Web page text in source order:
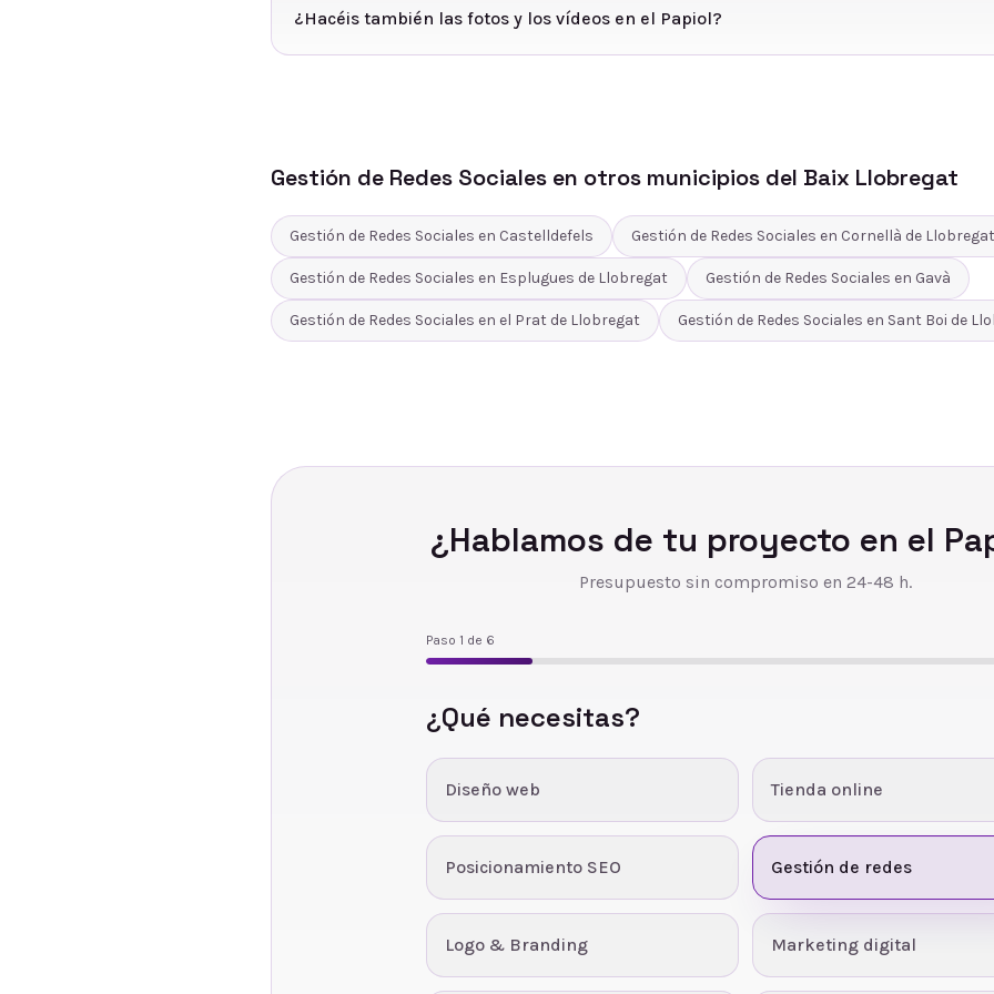
¿Hacéis también las fotos y los vídeos en el Papiol?
Gestión de Redes Sociales en otros municipios del Baix Llobregat
Gestión de Redes Sociales en Castelldefels Gestión de Redes Sociales en Cornellà de Llobregat
Gestión de Redes Sociales en Esplugues de Llobregat Gestión de Redes Sociales en Gavà
Gestión de Redes Sociales en el Prat de Llobregat Gestión de Redes Sociales en Sant Boi de
¿Hablamos de tu proyecto en el
Presupuesto sin compromiso en 24-48 h.
Paso 1 de 6
¿Qué necesitas?
Diseño web Tienda online
Posicionamiento SEO Gestión de redes
Logo & Branding Marketing digital